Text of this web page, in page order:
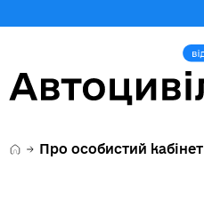
Про особистий кабінет